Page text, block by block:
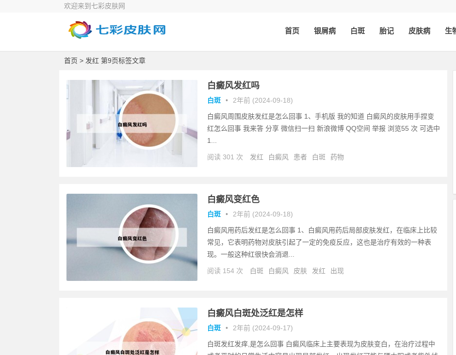
欢迎来到七彩皮肤网
首页 银屑病 白斑 胎记 皮肤病 生
首页 > 发红 第9页标签文章
白癜风发红吗
白斑 • 2年前 (2024-09-18)
白癜风周围皮肤发红是怎么回事 1、手机版 我的知道 白癜风的皮肤用手捏变
红怎么回事 我来答 分享 微信扫一扫 新浪微博 QQ空间 举报 浏览55 次 可选中
1...
阅读 301 次 发红 白癜风 患者 白斑 药物
白癜风变红色
白斑 • 2年前 (2024-09-18)
白癜风用药后发红是怎么回事 1、白癜风用药后局部皮肤发红，在临床上比较
常见，它表明药物对皮肤引起了一定的免疫反应，这也是治疗有效的一种表
现。一般这种红很快会消退...
阅读 154 次 白斑 白癜风 皮肤 发红 出现
白癜风白斑处泛红是怎样
白斑 • 2年前 (2024-09-17)
白斑发红发痒,是怎么回事 白癜风临床上主要表现为皮肤变白，在治疗过程中